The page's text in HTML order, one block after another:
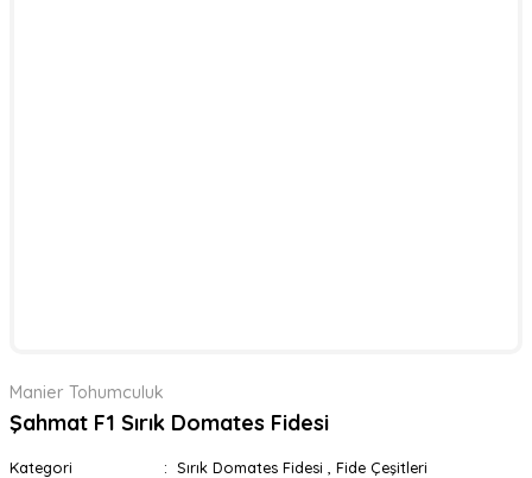
Manier Tohumculuk
Şahmat F1 Sırık Domates Fidesi
Kategori Sırık Domates Fidesi
Fide Çeşitleri